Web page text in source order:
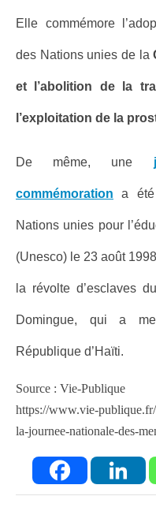
Elle commémore
des Nations unies de la
et l’abolition de la
l’exploitation de la
De même, une
commémoration a été
Nations unies pour
(Unesco) le 23 août
la révolte d’esclaves
Domingue, qui a
République d’Haïti.
Source : Vie-Publique
https://www.vie-
la-journee-nationale-des-